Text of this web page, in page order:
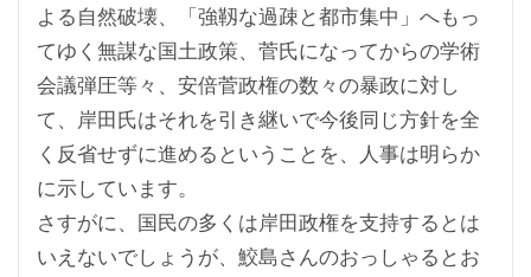
よる自然破壊、「強靱な過疎と都市集中」へもっ
てゆく無謀な国土政策、菅氏になってからの学術
会議弾圧等々、安倍菅政権の数々の暴政に対し
て、岸田氏はそれを引き継いで今後同じ方針を全
く反省せずに進めるということを、人事は明らか
に示しています。
さすがに、国民の多くは岸田政権を支持するとは
いえないでしょうが、鮫島さんのおっしゃるとお